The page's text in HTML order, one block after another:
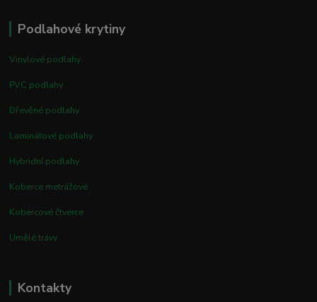
Podlahové krytiny
Vinylové podlahy
PVC podlahy
Dřevěné podlahy
Laminátové podlahy
Hybridní podlahy
Koberce metrážové
Kobercové čtverce
Umělé trávy
Kontakty